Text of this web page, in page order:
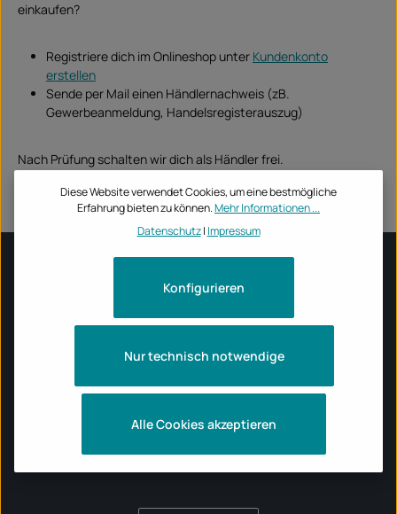
einkaufen?
Registriere dich im Onlineshop unter Kundenkonto
erstellen
Sende per Mail einen Händlernachweis (zB.
Gewerbeanmeldung, Handelsregisterauszug)
Nach Prüfung schalten wir dich als Händler frei.
MOTORRADMARKEN
Diese Website verwendet Cookies, um eine bestmögliche
Erfahrung bieten zu können.Mehr Informationen ...
Datenschutz| Impressum
Nur technisch notwendige
Konfigurieren
Alle Cookies akzeptieren